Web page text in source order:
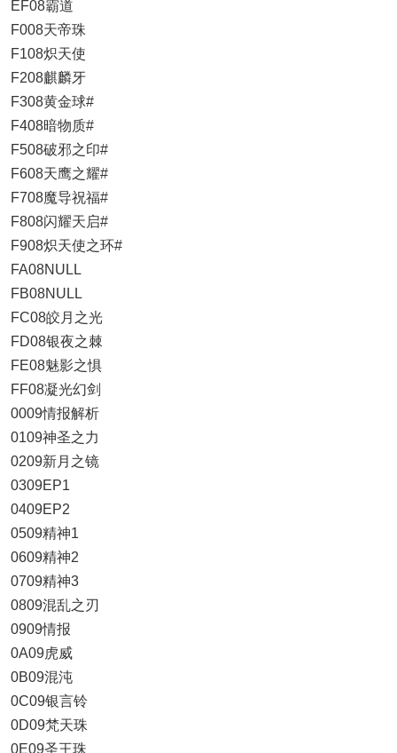
EF08霸道
F008天帝珠
F108炽天使
F208麒麟牙
F308黄金球#
F408暗物质#
F508破邪之印#
F608天鹰之耀#
F708魔导祝福#
F808闪耀天启#
F908炽天使之环#
FA08NULL
FB08NULL
FC08皎月之光
FD08银夜之棘
FE08魅影之惧
FF08凝光幻剑
0009情报解析
0109神圣之力
0209新月之镜
0309EP1
0409EP2
0509精神1
0609精神2
0709精神3
0809混乱之刃
0909情报
0A09虎威
0B09混沌
0C09银言铃
0D09梵天珠
0E09圣王珠